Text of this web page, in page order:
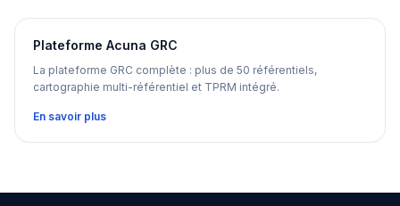
Plateforme Acuna GRC
La plateforme GRC complète : plus de 50 référentiels,
cartographie multi-référentiel et TPRM intégré.
En savoir plus